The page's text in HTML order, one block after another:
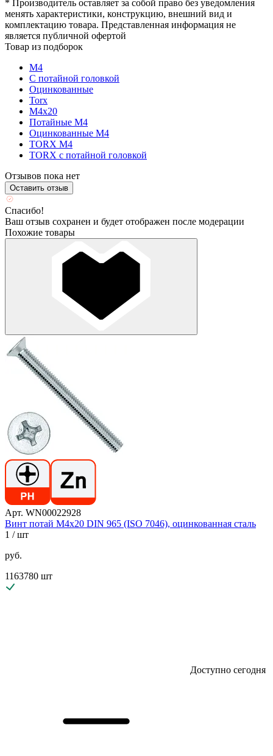
* Производитель оставляет за собой право без уведомления
менять характеристики, конструкцию, внешний вид и
комплектацию товара. Представленная информация не
является публичной офертой
Товар из подборок
М4
С потайной головкой
Оцинкованные
Torx
М4х20
Потайные М4
Оцинкованные М4
TORX М4
TORX с потайной головкой
Отзывов пока нет
Оставить отзыв
Спасибо!
Ваш отзыв сохранен и будет отображен после модерации
Похожие товары
Арт. WN00022928
Винт потай М4х20 DIN 965 (ISO 7046), оцинкованная сталь
1 / шт
руб.
1163780 шт
Доступно сегодня